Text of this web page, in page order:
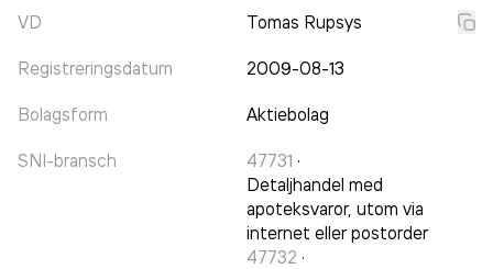
VD Tomas Rupsys
Registreringsdatum 2009-08-13
Bolagsform Aktiebolag
SNI-bransch 47731 ·
Detaljhandel med
apoteksvaror, utom via
internet eller postorder
47732 ·